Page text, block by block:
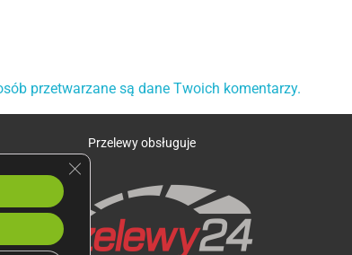
przetwarzane są dane Twoich komentarzy.
Przelewy obsługuje
Zamknij panel powiadomień o ciasteczkach RODO